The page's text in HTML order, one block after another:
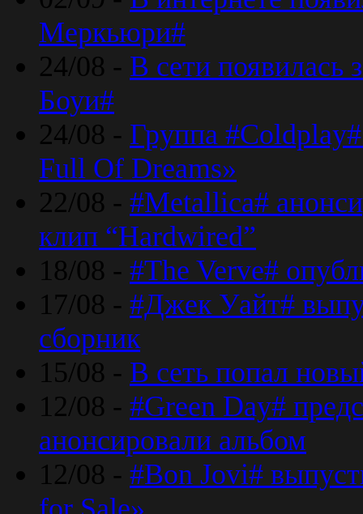
Меркьюри#
24/08 - В сети появилась
Боуи#
24/08 - Группа
Full Of Dreams»
22/08 - #Metallica#
клип “Hardwired”
18/08 - #The Verve#
17/08 - #Джек Уайт#
сборник
15/08 - В сеть попал
12/08 - #Green Day#
анонсировали альбом
12/08 - #Bon Jovi#